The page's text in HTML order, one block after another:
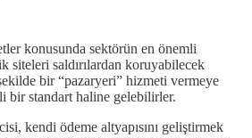
konusunda sektörün en önemli
siteleri saldırılardan koruyabilecek
bir “pazaryeri” hizmeti vermeye
bir standart haline gelebilirler.
kendi ödeme altyapısını geliştirmek